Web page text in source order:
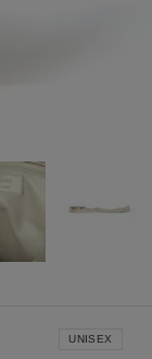
UNISEX